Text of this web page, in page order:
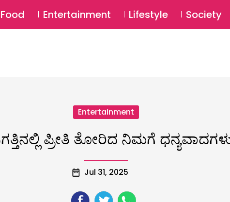
Food Entertainment Lifestyle Society
Entertainment
ಪ್ರೀತಿ ತೋರಿದ ನಿಮಗೆ
Jul 31, 2025